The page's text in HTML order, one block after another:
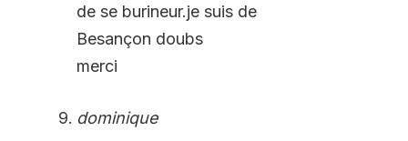
de se burineur.je suis de
Besançon doubs
merci
dominique